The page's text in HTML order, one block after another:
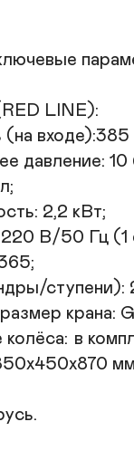
LINE):
(на
давление: 10
2,2 кВт;
220 В/50 Гц
ступени):
крана:
(да);